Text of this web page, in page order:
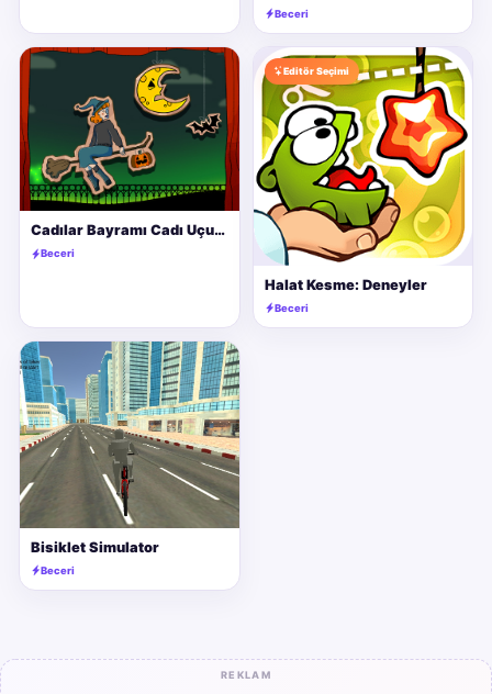
Beceri
Cadılar Bayramı Cadı Uçuşu
Beceri
Editör Seçimi
Halat Kesme: Deneyler
Beceri
Bisiklet Simulator
Beceri
REKLAM